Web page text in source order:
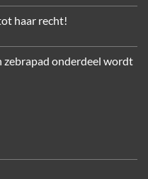
haar recht!
zebrapad onderdeel wordt